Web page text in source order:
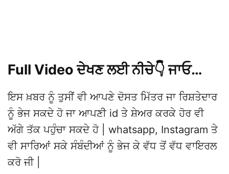
Full Video ਦੇਖਣ ਲਈ ਨੀਚੇ👇 ਜਾਓ…
ਇਸ ਖ਼ਬਰ ਨੂੰ ਤੁਸੀਂ ਵੀ ਆਪਣੇ ਦੋਸਤ ਮਿੱਤਰ ਜਾ ਰਿਸ਼ਤੇਦਾਰ
ਨੂੰ ਭੇਜ ਸਕਦੇ ਹੋ ਜਾ ਆਪਣੀ id ਤੇ ਸ਼ੇਅਰ ਕਰਕੇ ਹੋਰ ਵੀ
ਅੱਗੇ ਤੱਕ ਪਹੁੰਚਾ ਸਕਦੇ ਹੋ | whatsapp, Instagram ਤੇ
ਵੀ ਸਾਰਿਆਂ ਸਕੇ ਸੰਬੰਦੀਆਂ ਨੂੰ ਭੇਜ ਕੇ ਵੱਧ ਤੋਂ ਵੱਧ ਵਾਇਰਲ
ਕਰੋ ਜੀ |